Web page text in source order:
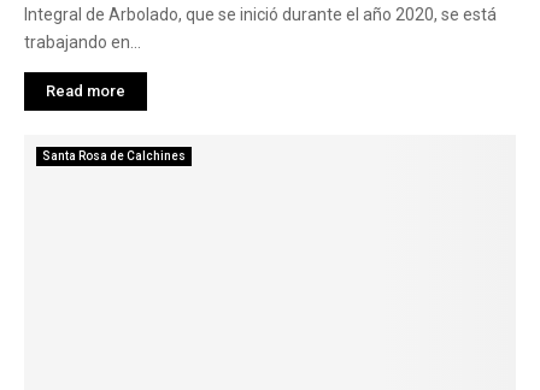
Integral de Arbolado, que se inició durante el año 2020, se está
trabajando en...
Read more
Santa Rosa de Calchines